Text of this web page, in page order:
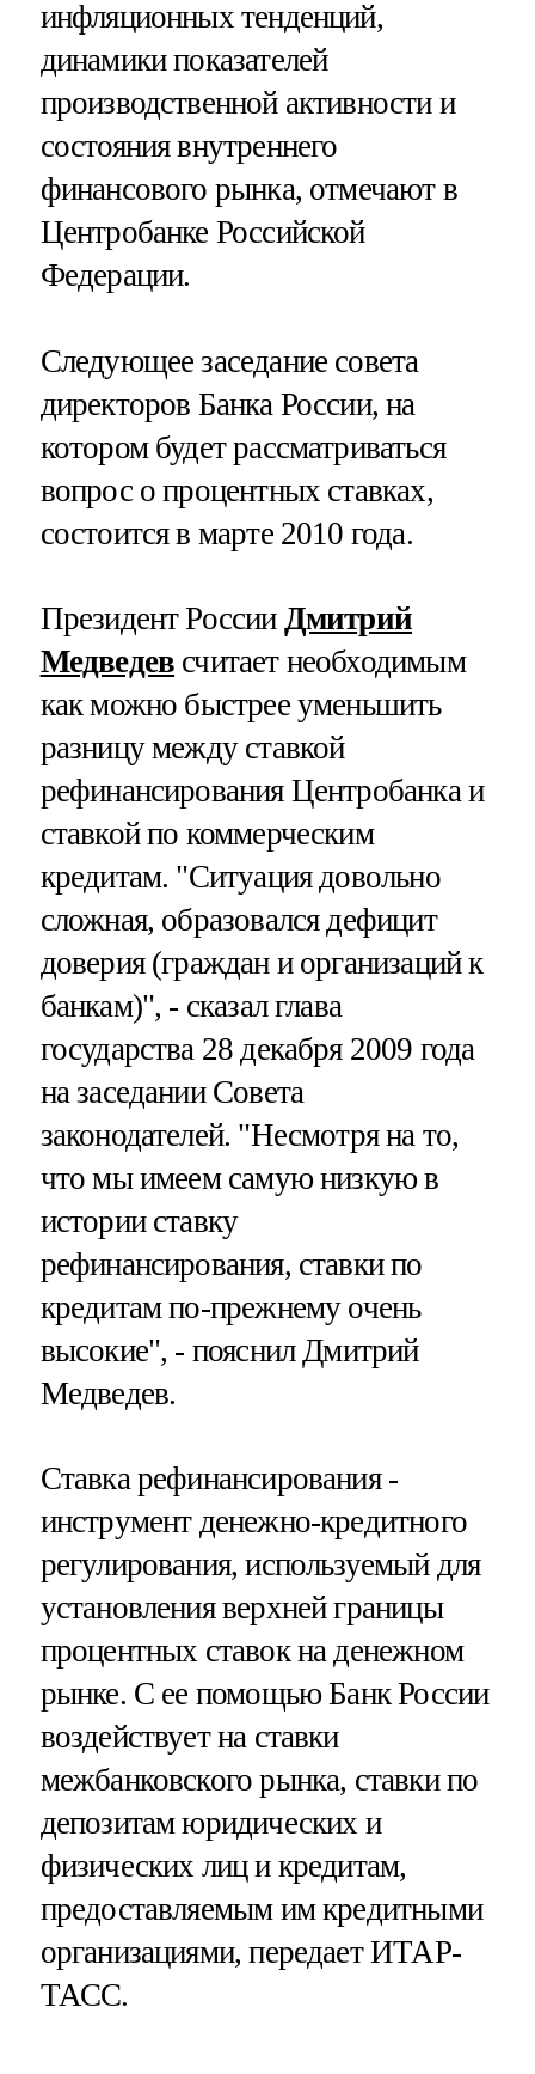
инфляционных тенденций,
динамики показателей
производственной активности и
состояния внутреннего
финансового рынка, отмечают в
Центробанке Российской
Федерации.
Следующее заседание совета
директоров Банка России, на
котором будет рассматриваться
вопрос о процентных ставках,
состоится в марте 2010 года.
Президент России Дмитрий
Медведев считает необходимым
как можно быстрее уменьшить
разницу между ставкой
рефинансирования Центробанка и
ставкой по коммерческим
кредитам. "Ситуация довольно
сложная, образовался дефицит
доверия (граждан и организаций к
банкам)", - сказал глава
государства 28 декабря 2009 года
на заседании Совета
законодателей. "Несмотря на то,
что мы имеем самую низкую в
истории ставку
рефинансирования, ставки по
кредитам по-прежнему очень
высокие", - пояснил Дмитрий
Медведев.
Ставка рефинансирования -
инструмент денежно-кредитного
регулирования, используемый для
установления верхней границы
процентных ставок на денежном
рынке. С ее помощью Банк России
воздействует на ставки
межбанковского рынка, ставки по
депозитам юридических и
физических лиц и кредитам,
предоставляемым им кредитными
организациями, передает ИТАР-
ТАСС.